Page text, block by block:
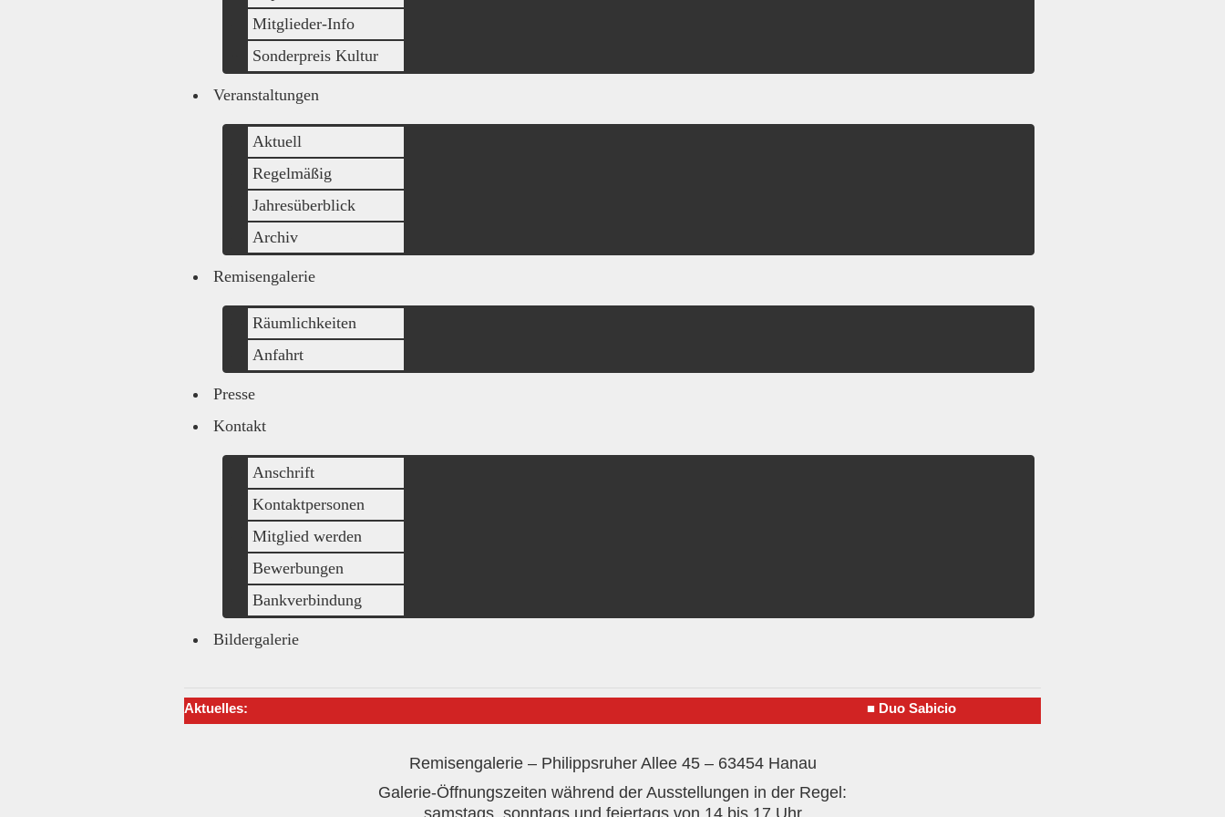
Mitglieder-Info
Sonderpreis Kultur
Veranstaltungen
Aktuell
Regelmäßig
Jahresüberblick
Archiv
Remisengalerie
Räumlichkeiten
Anfahrt
Presse
Kontakt
Anschrift
Kontaktpersonen
Mitglied werden
Bewerbungen
Bankverbindung
Bildergalerie
Aktuelles: ■Duo Sabicio
Remisengalerie – Philippsruher Allee 45 – 63454 Hanau
Galerie-Öffnungszeiten während der Ausstellungen in der Regel:
samstags, sonntags und feiertags von 14 bis 17 Uhr